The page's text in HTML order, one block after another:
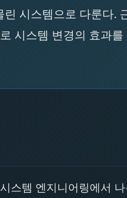
시스템으로 다룬다.
시스템 변경의 효과
스템 엔지니어링에서